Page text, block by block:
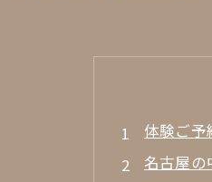
体験ご予
名古屋の